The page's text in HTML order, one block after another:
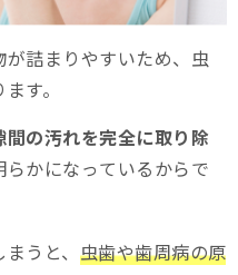
詰まりやすいため、虫
す。
の汚れを完全に取り除
らかになっているからで
うと、 虫歯や歯周病の原